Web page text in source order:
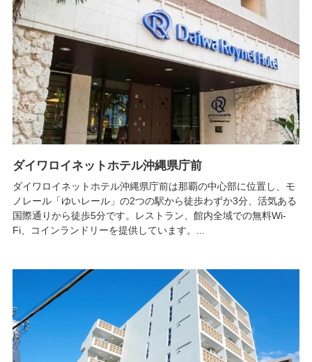
ダイワロイネットホテル沖縄県庁前
ダイワロイネットホテル沖縄県庁前は那覇の中心部に位置し、モ
ノレール「ゆいレール」の2つの駅から徒歩わずか3分、活気ある
国際通りから徒歩5分です。レストラン、館内全域での無料Wi-
Fi、コインランドリーを提供しています。...